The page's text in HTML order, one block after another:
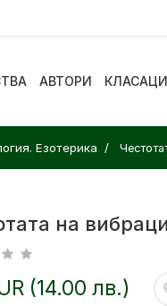
АВТОРИ
Езотерика
на
(14.00 лв.)